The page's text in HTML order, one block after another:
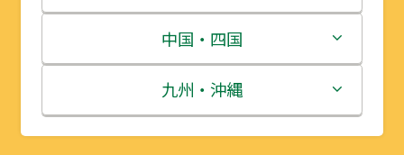
宮城県
秋田県
山形県
群馬県
埼玉県
千葉県
富山県
石川県
福井県
三重県
滋賀県
京都府
中国・四国
鳥取県
島根県
九州・沖縄
福岡県